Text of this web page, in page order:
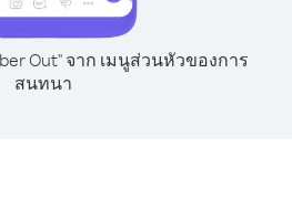
Out" จาก เมนูส่วนหัวของการ
สนทนา